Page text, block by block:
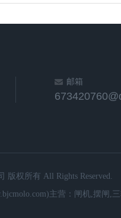
邮箱
权所有 All Rights Reserved.
主营：闸机,摆闸,